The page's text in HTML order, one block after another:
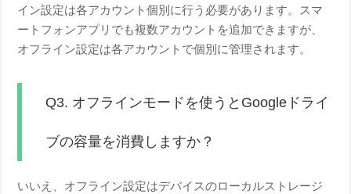
イン設定は各アカウント個別に行う必要があります。スマ
ートフォンアプリでも複数アカウントを追加できますが、
オフライン設定は各アカウントで個別に管理されます。
Q3. オフラインモードを使うとGoogleドライ
ブの容量を消費しますか？
いいえ、オフライン設定はデバイスのローカルストレージ